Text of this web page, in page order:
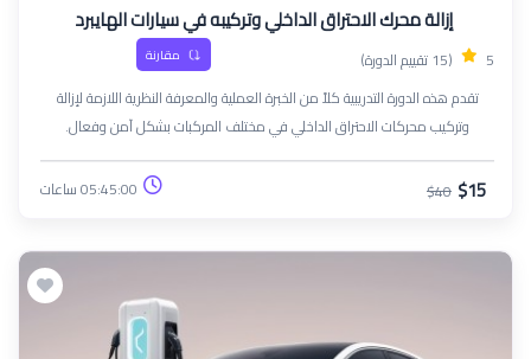
إزالة محرك الاحتراق الداخلي وتركيبه في سيارات الهايبرد
5 (15 تقييم الدورة) مقارنة
تقدم هذه الدورة التدريبية كلاً من الخبرة العملية والمعرفة النظرية اللازمة لإزالة
وتركيب محركات الاحتراق الداخلي في مختلف المركبات بشكل آمن وفعال.
سيكتسب المشاركون خبرة في الأدوات والتقنيات وأفضل الممارسات الصناعية
$15
$40 05:45:00 ساعات